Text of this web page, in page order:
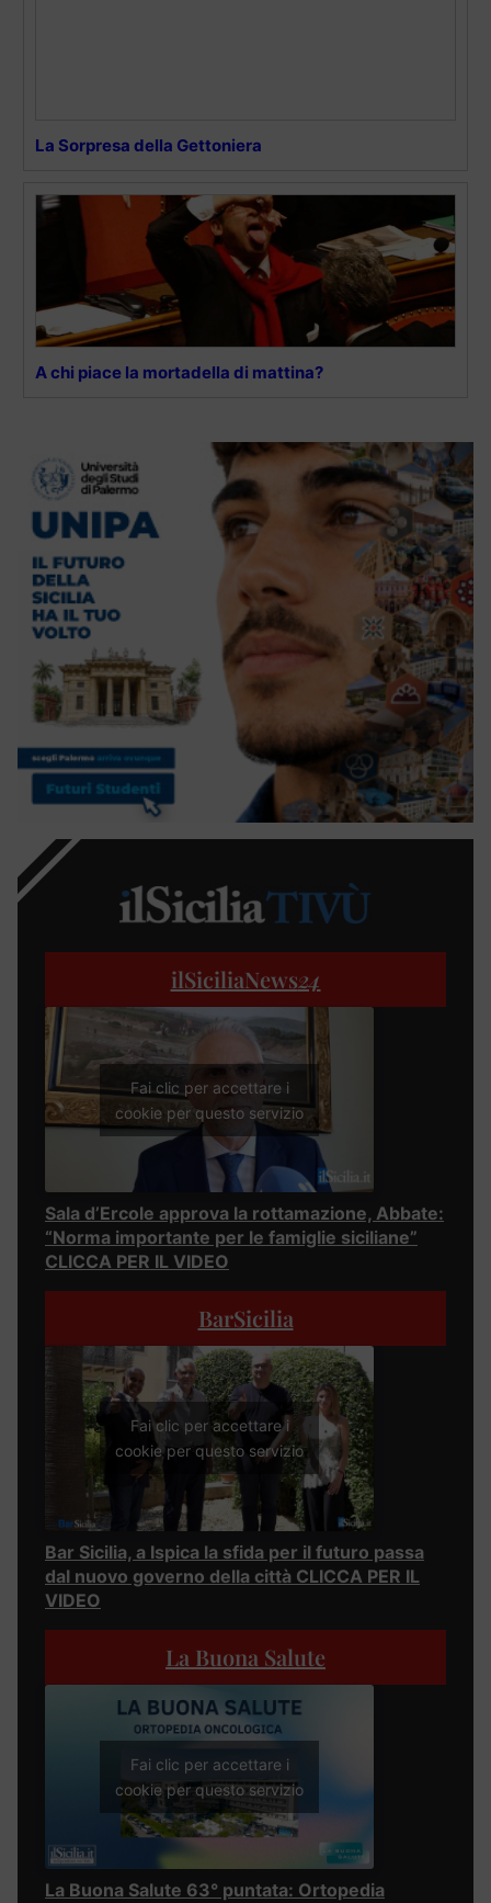
La Sorpresa della Gettoniera
A chi piace la mortadella di mattina?
ilSiciliaNews24
Fai clic per accettare i
cookie per questo servizio
Sala d’Ercole approva la rottamazione, Abbate:
“Norma importante per le famiglie siciliane”
CLICCA PER IL VIDEO
BarSicilia
Fai clic per accettare i
cookie per questo servizio
Bar Sicilia, a Ispica la sfida per il futuro passa
dal nuovo governo della città CLICCA PER IL
VIDEO
La Buona Salute
Fai clic per accettare i
cookie per questo servizio
La Buona Salute 63° puntata: Ortopedia